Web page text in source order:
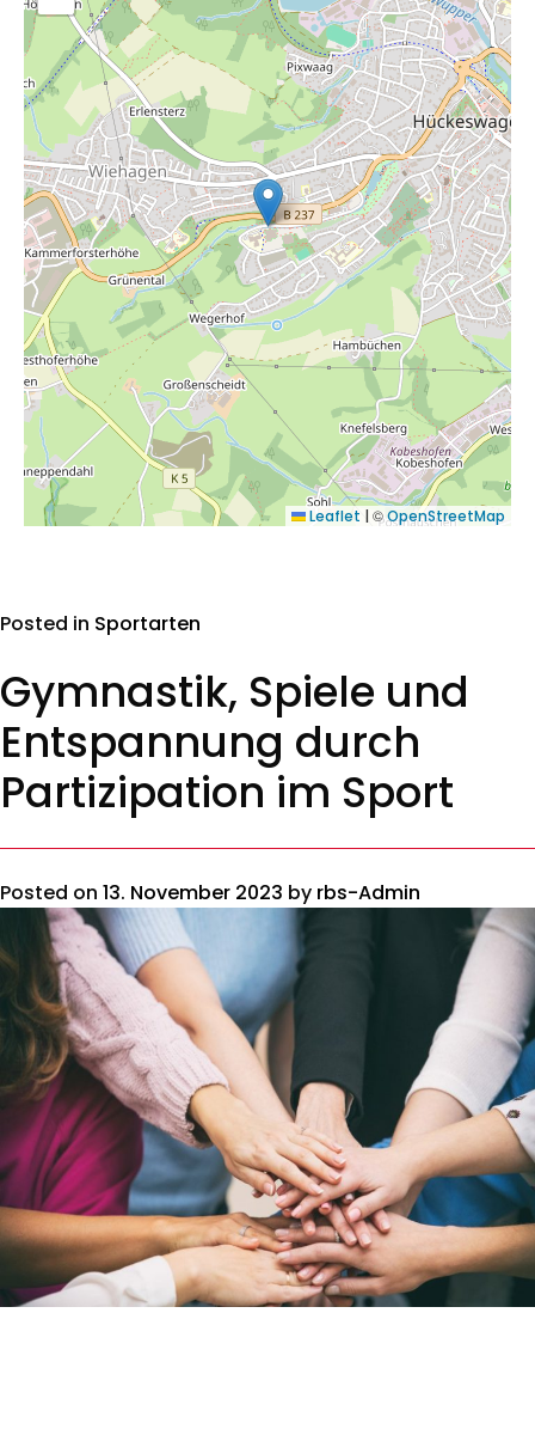
Leaflet |©OpenStreetMap
Posted in Sportarten
Gymnastik, Spiele und
Entspannung durch
Partizipation im Sport
Posted on 13. November 2023 by rbs-Admin